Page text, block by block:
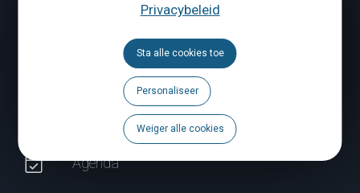
Privacybeleid
Sta alle cookies toe
Personaliseer
Weiger alle cookies
ONS CONTACTEREN
Volg ons
Brochures
Agenda